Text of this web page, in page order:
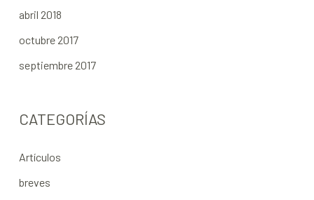
abril 2018
octubre 2017
septiembre 2017
CATEGORÍAS
Artículos
breves